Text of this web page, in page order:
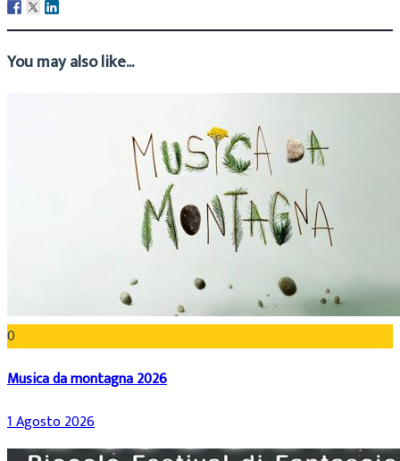
You may also like...
0
Musica da montagna 2026
1 Agosto 2026